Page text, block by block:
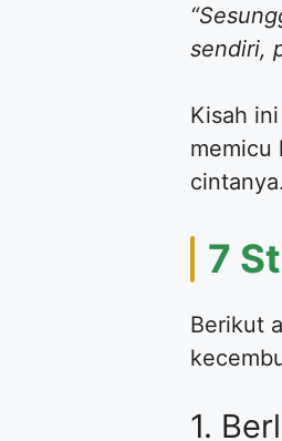
sendiri,
​Kisah
memicu
cintanya.
​7
​Berikut
​1.